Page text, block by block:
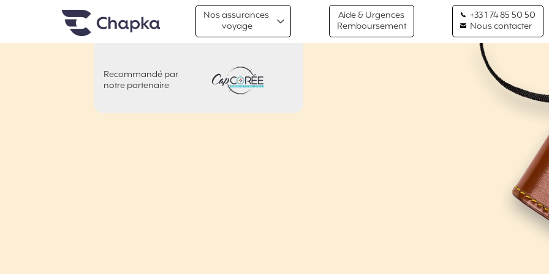
Chapka Assurances Voyages
Nos assurances
voyage
Aide & Urgences
Remboursement
+33 1 74 85 50 50
Nous contacter
Recommandé par
notre partenaire
CAP COREE